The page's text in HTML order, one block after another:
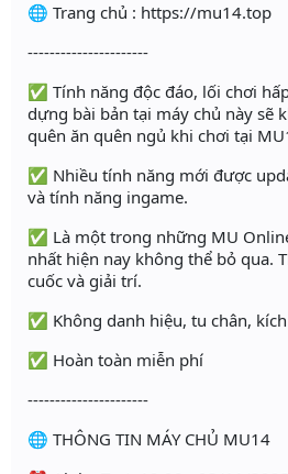
🌐 Trang chủ : https://mu14.top
----------------------
✅ Tính năng độc đáo, lối chơi
dựng bài bản tại máy chủ này sẽ
quên ăn quên ngủ khi chơi tại
✅ Nhiều tính năng mới được
và tính năng ingame.
✅ Là một trong những MU
nhất hiện nay không thể bỏ qua.
cuốc và giải trí.
✅ Không danh hiệu, tu chân,
✅ Hoàn toàn miễn phí
----------------------
🌐 THÔNG TIN MÁY CHỦ MU14